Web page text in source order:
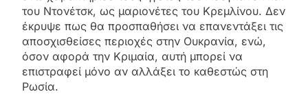
του Ντονέτσκ, ως μαριονέτες του Κρεμλίνου. Δεν
έκρυψε πως θα προσπαθήσει να επανεντάξει τις
αποσχισθείσες περιοχές στην Ουκρανία, ενώ,
όσον αφορά την Κριμαία, αυτή μπορεί να
επιστραφεί μόνο αν αλλάξει το καθεστώς στη
Ρωσία.